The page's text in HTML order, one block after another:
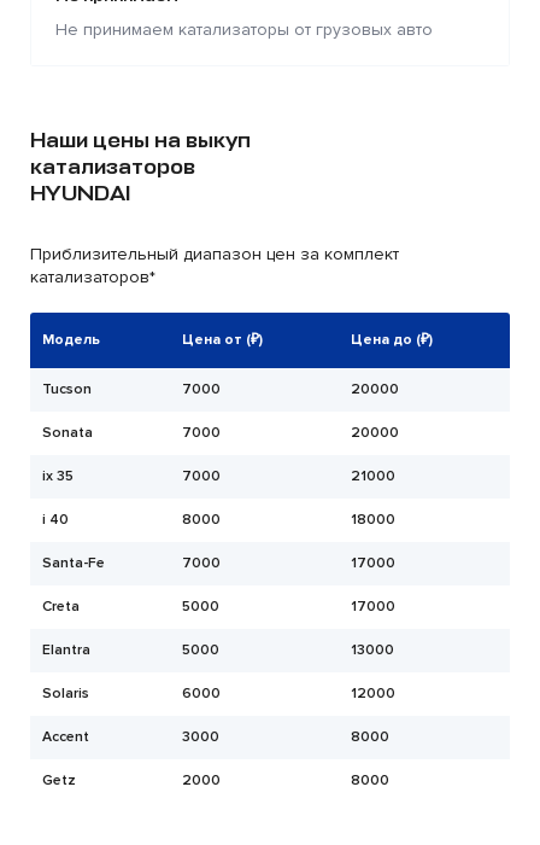
Не принимаем катализаторы от грузовых авто
Наши цены на выкуп
катализаторов
HYUNDAI
Приблизительный диапазон цен за комплект
катализаторов*
Модель Цена от (₽) Цена до (₽)
Tucson 7000 20000
Sonata 7000 20000
ix 35 7000 21000
i 40 8000 18000
Santa-Fe 7000 17000
Creta 5000 17000
Elantra 5000 13000
Solaris 6000 12000
Accent 3000 8000
Getz 2000 8000